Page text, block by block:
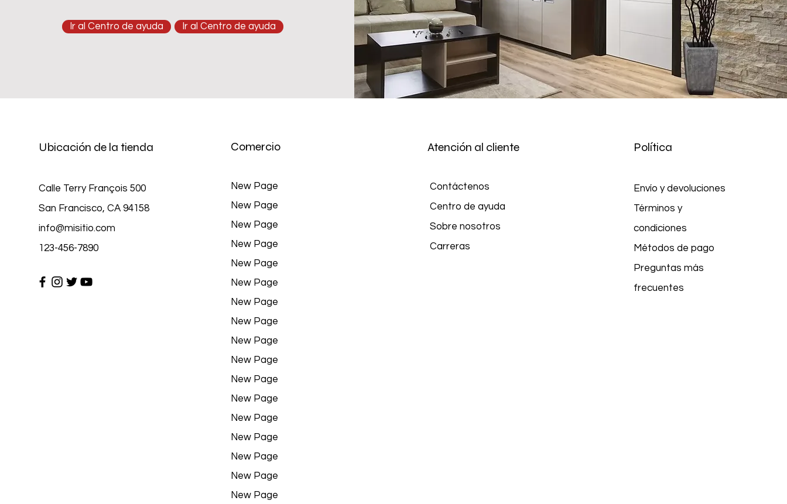
Ir al Centro de ayuda Ir al Centro de ayuda
Ubicación de la tienda
Calle Terry François 500
San Francisco, CA 94158
info@misitio.com
123-456-7890
Comercio
New Page
New Page
New Page
New Page
New Page
New Page
New Page
New Page
New Page
New Page
New Page
New Page
New Page
New Page
New Page
New Page
New Page
Atención al cliente
Contáctenos
Centro de ayuda
Sobre nosotros
Carreras
Política
Envío y devoluciones
Términos y
condiciones
Métodos de pago
Preguntas más
frecuentes